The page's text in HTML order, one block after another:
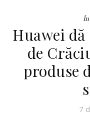
În
Huawei
de
produse
7